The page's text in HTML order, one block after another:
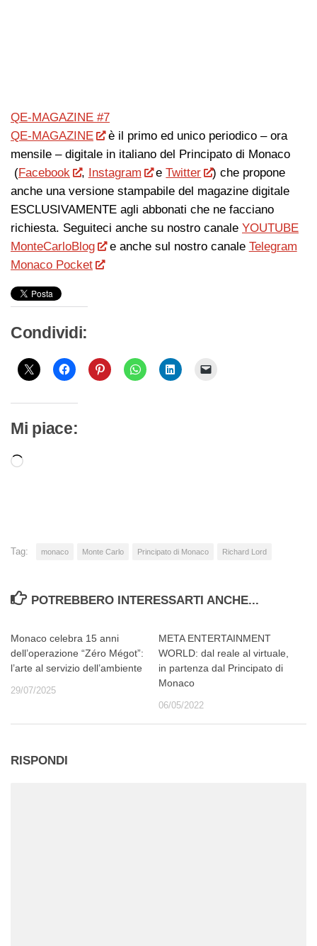
QE-MAGAZINE #7
QE-MAGAZINE
è il primo ed unico periodico – ora
mensile – digitale in italiano del Principato di Monaco
(Facebook , Instagram eTwitter
) che propone
anche una versione stampabile del magazine digitale
ESCLUSIVAMENTE agli abbonati che ne facciano
richiesta. Seguiteci anche su nostro canale YOUTUBE
MonteCarloBlog
e anche sul nostro canale Telegram
Monaco Pocket
Condividi:
Mi piace:
Caricamento
Tag: monaco Monte Carlo Principato di Monaco Richard Lord
POTREBBERO INTERESSARTI ANCHE...
Monaco celebra 15 anni
dell’operazione “Zéro Mégot”:
l’arte al servizio dell’ambiente
29/07/2025
META ENTERTAINMENT
WORLD: dal reale al virtuale,
in partenza dal Principato di
Monaco
06/05/2022
RISPONDI